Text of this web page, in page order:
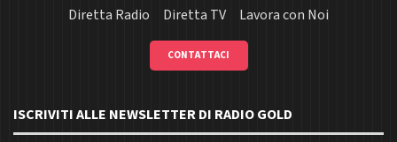
Diretta Radio
Diretta TV Lavora con Noi
CONTATTACI
ISCRIVITI ALLE NEWSLETTER DI RADIO GOLD